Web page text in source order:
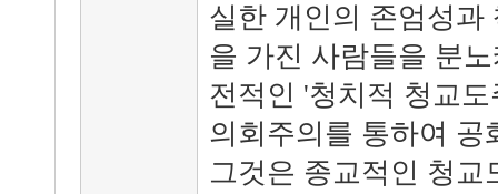
실한 개인의 존엄성과
을 가진 사람들을 분
전적인 '청치적 청교
의회주의를 통하여 공
그것은 종교적인 청교